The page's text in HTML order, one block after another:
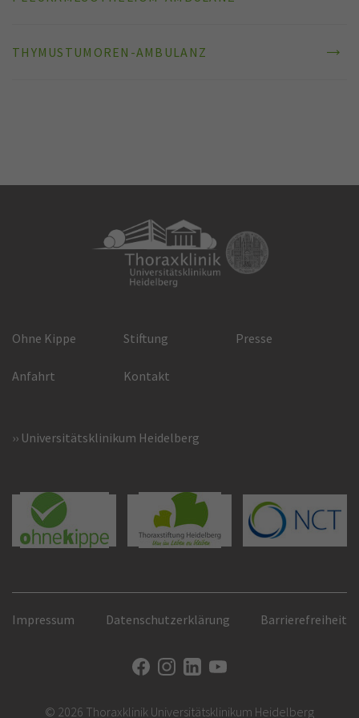
THYMUSTUMOREN-AMBULANZ
Ohne Kippe Stiftung Presse
Anfahrt Kontakt
Universitätsklinikum Heidelberg
Impressum Datenschutzerklärung Barrierefreiheit
© 2026 Thoraxklinik Universitätsklinikum Heidelberg